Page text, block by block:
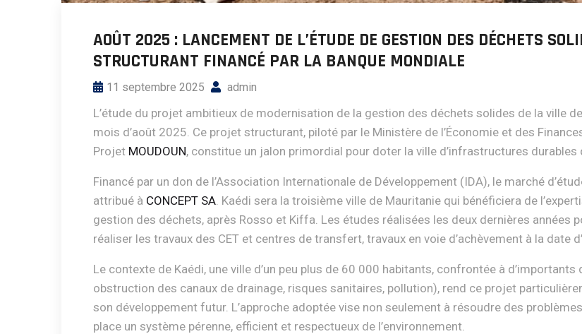
AOÛT 2025 : LANCEMENT DE L’ÉTUDE DE GESTION DES DÉCHETS
STRUCTURANT FINANCÉ PAR LA BANQUE MONDIALE
11 septembre 2025 admin
L’étude du projet ambitieux de modernisation de la gestion des déchets solides de la ville
mois d’août 2025. Ce projet structurant, piloté par le Ministère de l’Économie et des
Projet MOUDOUN, constitue un jalon primordial pour doter la ville d’infrastructures
Financé par un don de l’Association Internationale de Développement (IDA), le marché
attribué à CONCEPT SA. Kaédi sera la troisième ville de Mauritanie qui bénéficiera de
gestion des déchets, après Rosso et Kiffa. Les études réalisées les deux dernières années
réaliser les travaux des CET et centres de transfert, travaux en voie d’achèvement à la date
Le contexte de Kaédi, une ville d’un peu plus de 60 000 habitants, confrontée à
obstruction des canaux de drainage, risques sanitaires, pollution), rend ce projet
son développement futur. L’approche adoptée vise non seulement à résoudre des
place un système pérenne, efficient et respectueux de l’environnement.